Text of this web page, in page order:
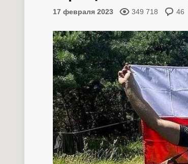
17 февраля 2023 349 718 46